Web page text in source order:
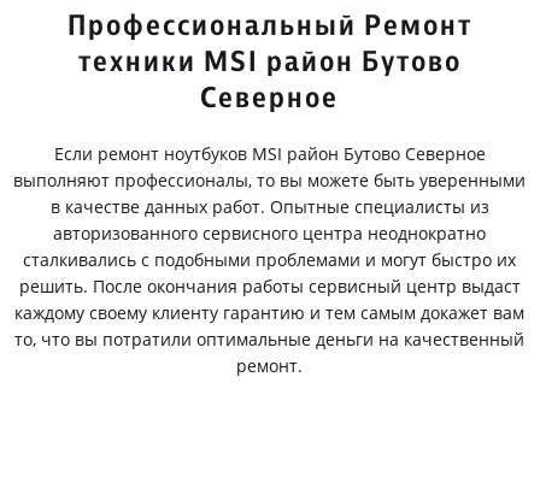
Профессиональный Ремонт
техники MSI район Бутово
Северное
Если ремонт ноутбуков MSI район Бутово Северное
выполняют профессионалы, то вы можете быть уверенными
в качестве данных работ. Опытные специалисты из
авторизованного сервисного центра неоднократно
сталкивались с подобными проблемами и могут быстро их
решить. После окончания работы сервисный центр выдаст
каждому своему клиенту гарантию и тем самым докажет вам
то, что вы потратили оптимальные деньги на качественный
ремонт.